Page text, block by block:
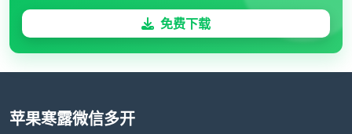
免费下载
苹果寒露微信多开